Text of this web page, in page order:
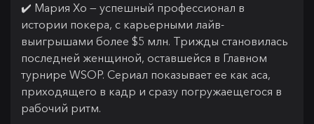
✔️ Мария Хо — успешный профессионал в
истории покера, с карьерными лайв-
выигрышами более $5 млн. Трижды становилась
последней женщиной, оставшейся в Главном
турнире WSOP. Сериал показывает ее как аса,
приходящего в кадр и сразу погружаещегося в
рабочий ритм.